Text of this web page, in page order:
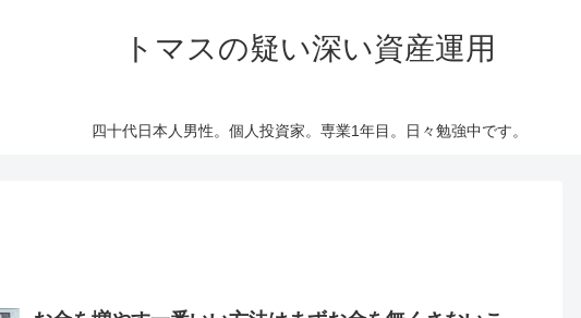
トマスの疑い深い資産運用
四十代日本人男性。個人投資家。専業1年目。日々勉強中です。